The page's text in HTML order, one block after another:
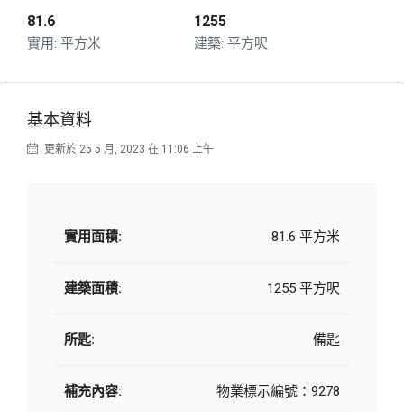
81.6
平方米
1255
平方呎
基本資料
更新於 25 5 月, 2023 在 11:06 上午
實用面積: 81.6 平方米
建築面積: 1255 平方呎
所匙: 備匙
補充內容: 物業標示編號：9278